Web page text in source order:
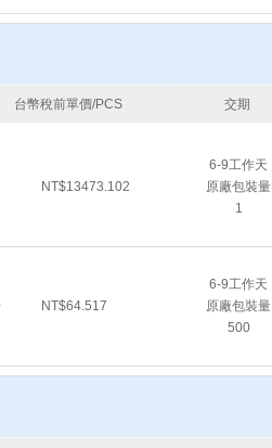
台幣稅前單價/PCS 交期
NT$13473.102
6-9工作天
原廠包裝量
1
NT$64.517
6-9工作天
原廠包裝量
500